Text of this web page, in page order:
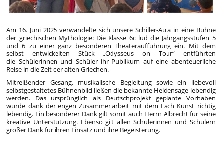
Am 16. Juni 2025 verwandelte sich unsere Schiller-Aula in eine Bühne
der griechischen Mythologie: Die Klasse 6c lud die Jahrgangsstufen 5
und 6 zu einer ganz besonderen Theateraufführung ein. Mit dem
selbst entwickelten Stück „Odysseus on Tour“ entführten
die Schülerinnen und Schüler ihr Publikum auf eine abenteuerliche
Reise in die Zeit der alten Griechen.
Mitreißender Gesang, musikalische Begleitung sowie ein liebevoll
selbstgestaltetes Bühnenbild ließen die bekannte Heldensage lebendig
werden. Das ursprünglich als Deutschprojekt geplante Vorhaben
wurde dank der engen Zusammenarbeit mit dem Fach Kunst richtig
lebendig. Ein besonderer Dank gilt somit auch Herrn Albrecht für seine
kreative Unterstützung. Ebenso gilt allen Schülerinnen und Schülern
großer Dank für ihren Einsatz und ihre Begeisterung.